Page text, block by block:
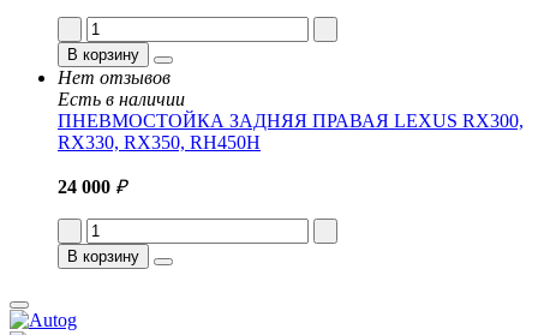
В корзину
Нет отзывов
Есть в наличии
ПНЕВМОСТОЙКА ЗАДНЯЯ ПРАВАЯ LEXUS RX300,
RX330, RX350, RH450H
24 000 ₽
В корзину